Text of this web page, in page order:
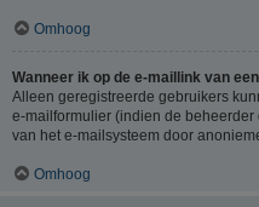
Omhoog
Wanneer ik op de e-maillink van
Alleen geregistreerde gebruikers
e-mailformulier (indien de
van het e-mailsysteem door
Omhoog